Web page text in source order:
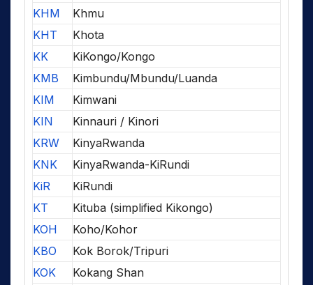
KHM
Khmu
KHT
Khota
KK
KiKongo/Kongo
KMB
Kimbundu/Mbundu/Luanda
KIM
Kimwani
KIN
Kinnauri / Kinori
KRW
KinyaRwanda
KNK
KinyaRwanda-KiRundi
KiR
KiRundi
KT
Kituba (simplified Kikongo)
KOH
Koho/Kohor
KBO
Kok Borok/Tripuri
KOK
Kokang Shan